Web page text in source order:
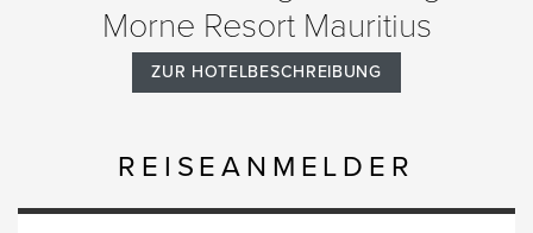
Morne Resort Mauritius
ZUR HOTELBESCHREIBUNG
REISEANMELDER